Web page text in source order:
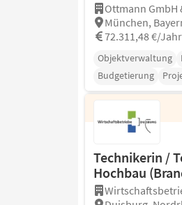
Ottmann GmbH
München,
72.311,48 €/Jahr
Objektverwaltung
Budgetierung
Technikerin /
Hochbau